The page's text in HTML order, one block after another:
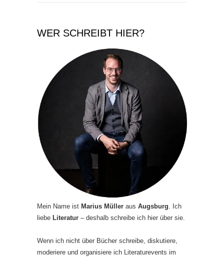
WER SCHREIBT HIER?
Mein Name ist Marius Müller aus Augsburg. Ich
liebe Literatur – deshalb schreibe ich hier über sie.
Wenn ich nicht über Bücher schreibe, diskutiere,
moderiere und organisiere ich Literaturevents im